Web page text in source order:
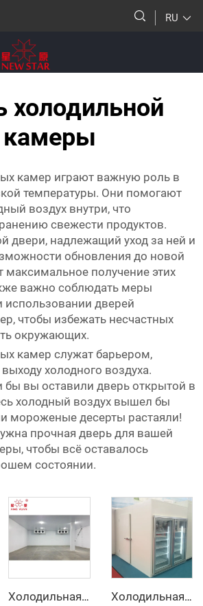
RU
холодильной
камеры
камер играют важную роль в
температуры. Они помогают
воздух внутри, что
свежести продуктов.
двери, надлежащий уход за ней и
обновления до новой
максимальное получение этих
важно соблюдать меры
использовании дверей
чтобы избежать несчастных
окружающих.
камер служат барьером,
холодного воздуха.
бы вы оставили дверь открытой в
холодный воздух вышел бы
мороженые десерты растаяли!
прочная дверь для вашей
чтобы всё оставалось
состоянии.
Холодильная камера Холодильная камера с витриной и стеклянной дверью